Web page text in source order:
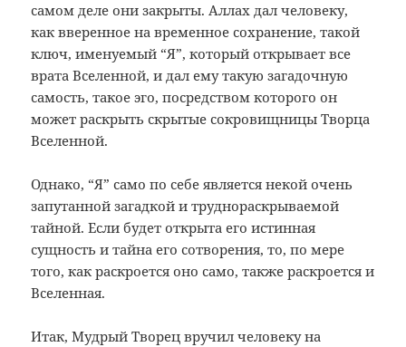
самом деле они закрыты. Аллах дал человеку,
как вверенное на временное сохранение, такой
ключ, именуемый “Я”, который открывает все
врата Вселенной, и дал ему такую загадочную
самость, такое эго, посредством которого он
может раскрыть скрытые сокровищницы Творца
Вселенной.
Однако, “Я” само по себе является некой очень
запутанной загадкой и труднораскрываемой
тайной. Если будет открыта его истинная
сущность и тайна его сотворения, то, по мере
того, как раскроется оно само, также раскроется и
Вселенная.
Итак, Мудрый Творец вручил человеку на